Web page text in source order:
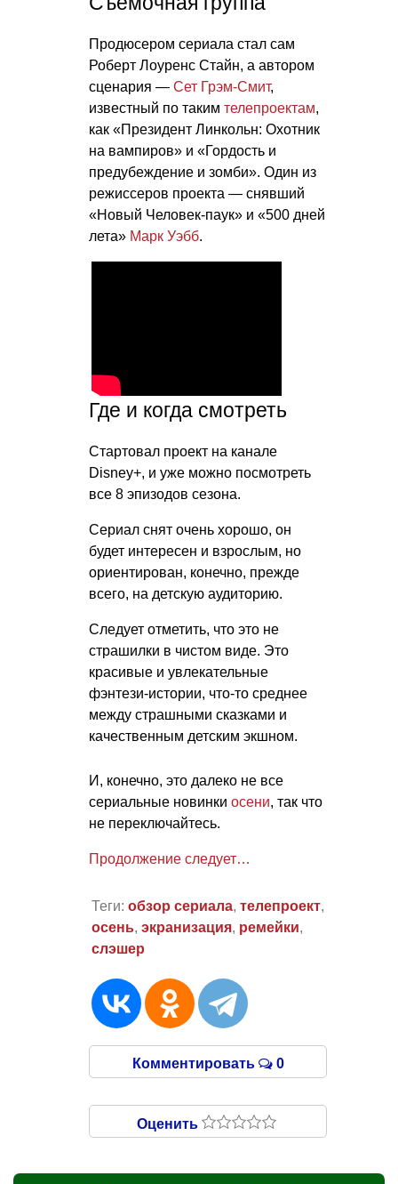
Продюсером сериала стал сам
Роберт Лоуренс Стайн, а автором
сценария — Сет Грэм-Смит,
известный по таким телепроектам,
как «Президент Линкольн: Охотник
на вампиров» и «Гордость и
предубеждение и зомби». Один из
режиссеров проекта — снявший
«Новый Человек-паук» и «500 дней
лета» Марк Уэбб.
Где и когда смотреть
Стартовал проект на канале
Disney+, и уже можно посмотреть
все 8 эпизодов сезона.
Сериал снят очень хорошо, он
будет интересен и взрослым, но
ориентирован, конечно, прежде
всего, на детскую аудиторию.
Следует отметить, что это не
страшилки в чистом виде. Это
красивые и увлекательные
фэнтези-истории, что-то среднее
между страшными сказками и
качественным детским экшном.
И, конечно, это далеко не все
сериальные новинки осени, так что
не переключайтесь.
Продолжение следует…
Теги: обзор сериала, телепроект,
осень, экранизация, ремейки,
слэшер
Комментировать 0
Оценить